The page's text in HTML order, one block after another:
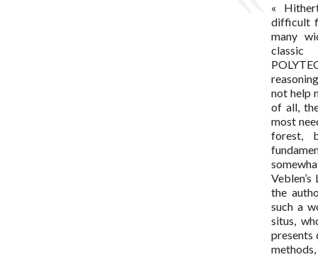
«
difficult
many
classic
not help
of all,
most
forest,
the
such a
situs,
presents